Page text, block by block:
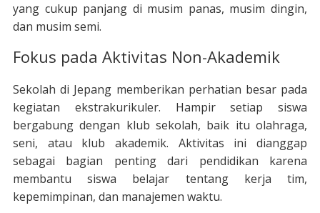
yang cukup panjang di musim panas, musim dingin,
dan musim semi.
Fokus pada Aktivitas Non-Akademik
Sekolah di Jepang memberikan perhatian besar pada
kegiatan ekstrakurikuler. Hampir setiap siswa
bergabung dengan klub sekolah, baik itu olahraga,
seni, atau klub akademik. Aktivitas ini dianggap
sebagai bagian penting dari pendidikan karena
membantu siswa belajar tentang kerja tim,
kepemimpinan, dan manajemen waktu.